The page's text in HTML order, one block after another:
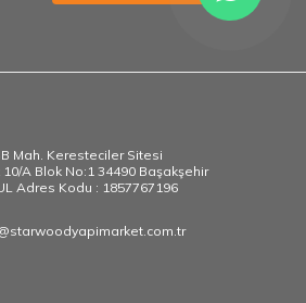
Mah. Keresteciler Sitesi
10/A Blok No:1 34490 Başakşehir
Adres Kodu : 1857767196